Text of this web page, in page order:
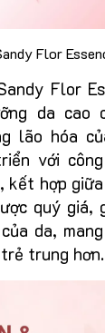
Flor
Flor
da cao
lão hóa
với
kết hợp
quý giá,
da,
trung hơn.